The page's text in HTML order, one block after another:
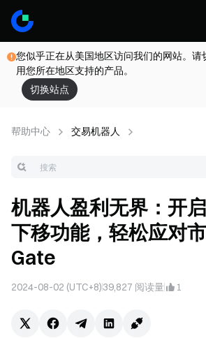
您似乎正在从美国地区访问我们的网站。请
用您所在地区支持的产品。
切换站点
帮助中心 交易机器人
机器人盈利无界：开
下移功能，轻松应对市
Gate
2024-08-02 (UTC+8)39,827 阅读量 1